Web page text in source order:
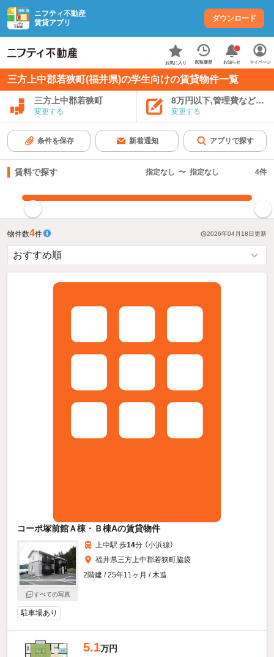
ニフティ不動産
賃貸アプリ
ダウンロード
お気に入り 閲覧履歴 お知らせ マイページ
三方上中郡若狭町(福井県)の学生向けの賃貸物件一覧
三方上中郡若狭町
変更する
8万円以下,管理費など込み
変更する
条件を保存 新着通知 アプリで探す
賃料で探す 指定なし 〜 指定なし 4件
物件数4件 2026年04月18日更新
コーポ塚前館Ａ棟・Ｂ棟Aの賃貸物件
すべての写真
上中駅 歩14分 （小浜線）
福井県三方上中郡若狭町脇袋
2階建 / 25年11ヶ月 / 木造
駐車場あり
5.1万円